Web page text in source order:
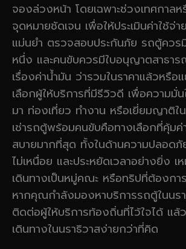
จองล่วงหน้า โดยเฉพาะช่วงเทศกาล
จุดหมายชัดเจน เพื่อให้ประเมินค่าใช้จ่า
แม่นยำ ตรวจสอบประกันภัย รถตู้ควร
หนึ่ง และคนขับควรมีใบอนุญาตสาธา
เรื่องค่าน้ำมัน ว่ารวมในราคาแล้วหรือ
เลือกผู้ให้บริการที่มีรีวิวดี เพื่อความมั่
มา ท่องเที่ยว ทำงาน หรือเยี่ยมญาติใ
เช่ารถตู้พร้อมคนขับคือทางเลือกที่คุ้มค่
สบายมากที่สุด ทั้งในด้านความปลอดภั
ไม่เหนื่อย และประหยัดเวลาอย่างยิ่ง เ
เดินทางเป็นหมู่คณะ หรือทริปที่ต้องกา
หากคุณกำลังมองหาบริการรถตู้ในนร
ติดต่อผู้ให้บริการท้องถิ่นที่ไว้ใจได้ แล้
เดินทางในนราธิวาสง่ายกว่าที่คิด